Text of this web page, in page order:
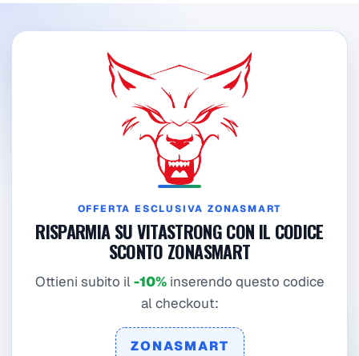
OFFERTA ESCLUSIVA ZONASMART
RISPARMIA SU VITASTRONG CON IL CODICE
SCONTO ZONASMART
Ottieni subito il -10%inserendo questo codice
al checkout:
ZONASMART